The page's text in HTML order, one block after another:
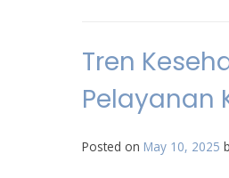
Tren
Pelayanan
Posted on May 10, 2025